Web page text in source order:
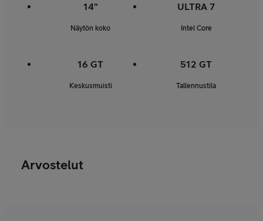
14"
Näytön koko
ULTRA 7
Intel Core
16 GT
Keskusmuisti
512 GT
Tallennustila
Arvostelut